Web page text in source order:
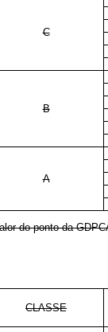
C
B
A
do ponto da
CLASSE